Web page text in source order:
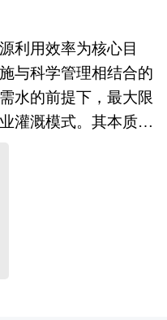
协会、中国行业研究
粉行业的供给与需求
面进行了分析，并紧
目投资可行性和未来
项目的市场需求、资
面的研究调查，在行
目经济效益及社会效
提供全面的、客观
及项目建设进程等咨
务运营商，而运营效
标的企业将面临淘汰
研普华咨询公司领
研基础上，主要依据
国家发改委、国家经
中心、国家海关总
经济景气监测中心、
相关报刊杂志的基础
公布和提供的大量资
需状况、发展现状、
，重点分析了国内外
对行业的发展挑战、
定做不同的研究解决
公司运用国际认可的
论，用来提供广泛的
研究要求比较特殊，
研究解决方案。我们
择和组合各种研究方
，我们也总结出各种
些产品帮助客户综
断发展机会并计划未
学成因与热解成因双
附状态附着于干酪
状态存在于天然裂
以极少量溶解态存在
气与吸附气的比例通
均质性强、渗透性极
现代页岩气开发高度
技术的协同应用：通
积，再利用高压压裂
，显著提升储层渗透
页岩气作为一种储
布于全球多个沉积盆
利用效率为核心目
与科学管理相结合的
水的前提下，最大限
灌溉模式。其本质不
水投入，获得尽可
。这一概念涵盖了从
系统性优化，强调在
现农业可持续发展的
发点是解决传统灌
层渗漏及无效蒸腾等